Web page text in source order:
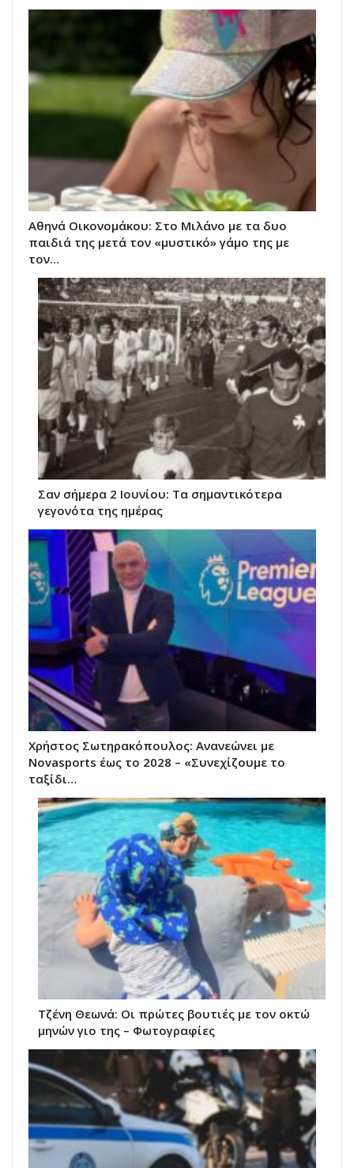
Αθηνά Οικονομάκου: Στο Μιλάνο με τα δυο
παιδιά της μετά τον «μυστικό» γάμο της με
τον…
Σαν σήμερα 2 Ιουνίου: Τα σημαντικότερα
γεγονότα της ημέρας
Χρήστος Σωτηρακόπουλος: Ανανεώνει με
Novasports έως το 2028 – «Συνεχίζουμε το
ταξίδι…
Τζένη Θεωνά: Οι πρώτες βουτιές με τον οκτώ
μηνών γιο της – Φωτογραφίες